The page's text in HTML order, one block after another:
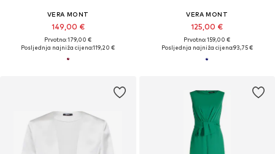
VERA MONT
149,00 €
Prvotno: 179,00 €
Posljednja najniža cijena:119,20 €
VERA MONT
125,00 €
Prvotno: 159,00 €
Posljednja najniža cijena:93,75 €